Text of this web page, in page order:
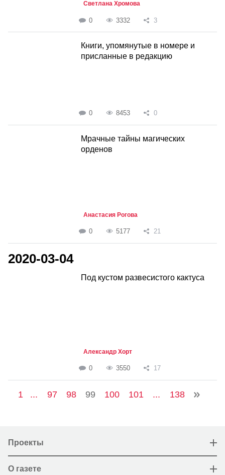
Светлана Хромова
0 3332 3
Книги, упомянутые в номере и
присланные в редакцию
0 8453 0
Мрачные тайны магических
орденов
Анастасия Рогова
0 5177 21
2020-03-04
Под кустом развесистого кактуса
Александр Хорт
0 3550 17
1 ... 97 98 99 100 101 ... 138
Проекты
О газете